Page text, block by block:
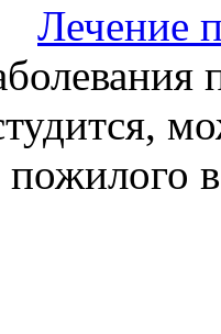
Лечение
пожилого